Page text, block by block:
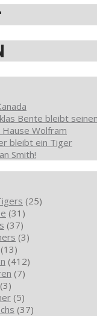
Bente bleibt
Hause Wolfram
bleibt ein Tiger
Smith!
(25)
(31)
(37)
(3)
(13)
(412)
(7)
(3)
(5)
(37)